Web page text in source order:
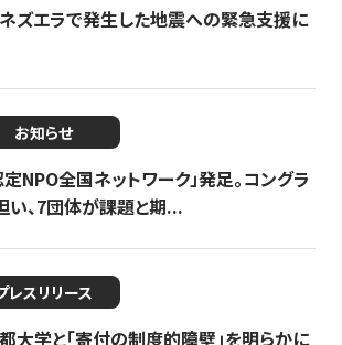
ネズエラで発生した地震への緊急支援に
お知らせ
NPO全国ネットワーク」発足。コングラ
い、7団体が課題と期...
レスリリース
大学と「寄付の制度的障壁」を明らかに